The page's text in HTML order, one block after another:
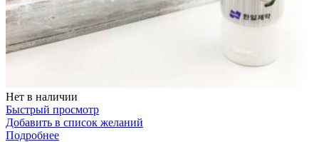
Нет в наличии
Быстрый просмотр
Добавить в список желаний
Подробнее